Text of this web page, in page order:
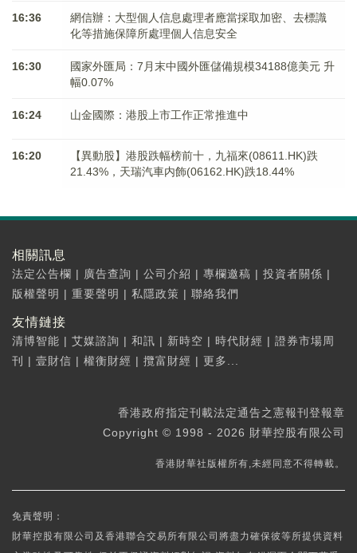
16:36
網信辦：大型個人信息處理者應當採取加密、去標識
化等措施保障所處理個人信息安全
16:30
國家外匯局：7月末中國外匯儲備規模34188億美元 升
幅0.07%
16:24 山金國際：港股上市工作正常推進中
16:20
【異動股】港股跌幅榜前十，九福來(08611.HK)跌
21.43%，天瑞汽車内飾(06162.HK)跌18.44%
相關訊息
法定公告欄 | 廣告查詢 | 公司介紹 | 專欄邀稿 | 投資者關係 |
版權聲明 | 重要聲明 | 私隱政策 | 聯絡我們
友情鏈接
清博智能 | 艾媒諮詢 | 和訊 | 新時空 | 時代財經 | 證券市場周
刊
| 壹財信 | 權衡財經 | 攬富財經 | 更多...
香港政府指定刊載法定通告之憲報刊登報章
Copyright © 1998 - 2026 財華控股有限公司
香港財華社版權所有,未經同意不得轉載。
免責聲明：
財華控股有限公司及香港聯合交易所有限公司將盡力確保彼等所提供資料